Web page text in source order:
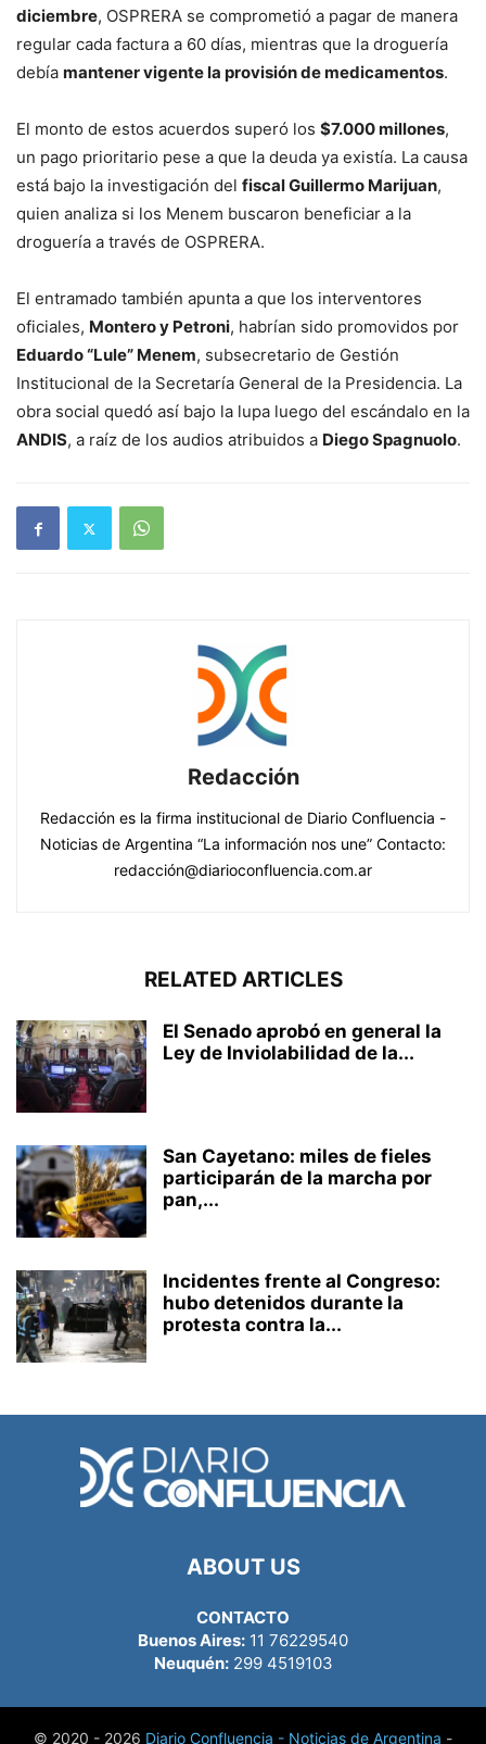
diciembre, OSPRERA se comprometió a pagar de manera
regular cada factura a 60 días, mientras que la droguería
debía mantener vigente la provisión de medicamentos.
El monto de estos acuerdos superó los $7.000 millones,
un pago prioritario pese a que la deuda ya existía. La causa
está bajo la investigación del fiscal Guillermo Marijuan,
quien analiza si los Menem buscaron beneficiar a la
droguería a través de OSPRERA.
El entramado también apunta a que los interventores
oficiales, Montero y Petroni, habrían sido promovidos por
Eduardo “Lule” Menem, subsecretario de Gestión
Institucional de la Secretaría General de la Presidencia. La
obra social quedó así bajo la lupa luego del escándalo en la
ANDIS, a raíz de los audios atribuidos a Diego Spagnuolo.
Redacción
Redacción es la firma institucional de Diario Confluencia -
Noticias de Argentina “La información nos une” Contacto:
redacción@diarioconfluencia.com.ar
RELATED ARTICLES
El Senado aprobó en general la
Ley de Inviolabilidad de la...
San Cayetano: miles de fieles
participarán de la marcha por
pan,...
Incidentes frente al Congreso:
hubo detenidos durante la
protesta contra la...
ABOUT US
CONTACTO
Buenos Aires: 11 76229540
Neuquén:299 4519103
© 2020 - 2026 Diario Confluencia - Noticias de Argentina -